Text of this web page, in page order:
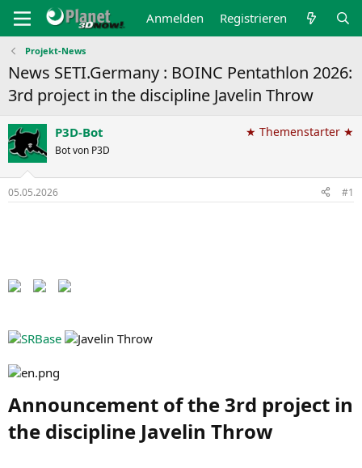
Anmelden Registrieren
Projekt-News
News SETI.Germany : BOINC Pentathlon 2026:
3rd project in the discipline Javelin Throw
P3D-Bot
Bot von P3D
★ Themenstarter ★
05.05.2026 #1
Announcement of the 3rd project in
the discipline Javelin Throw​